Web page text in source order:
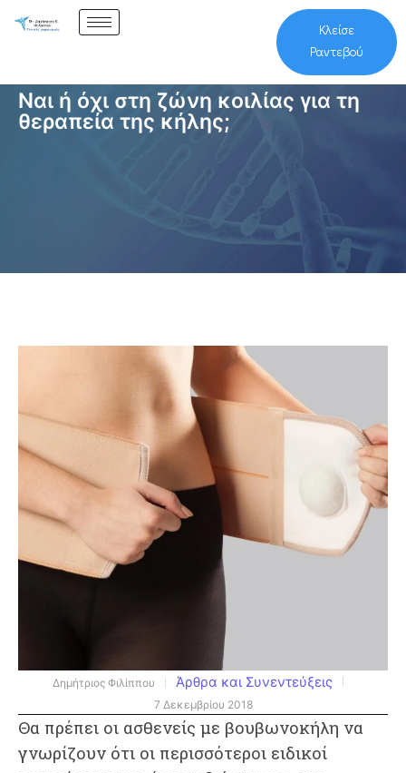
Κλείσε
Ραντεβού
Ναι ή όχι στη ζώνη κοιλίας για τη
θεραπεία της κήλης;
Δημήτριος Φιλίππου Άρθρα και Συνεντεύξεις
7 Δεκεμβρίου 2018
Θα πρέπει οι ασθενείς με βουβωνοκήλη να
γνωρίζουν ότι οι περισσότεροι ειδικοί